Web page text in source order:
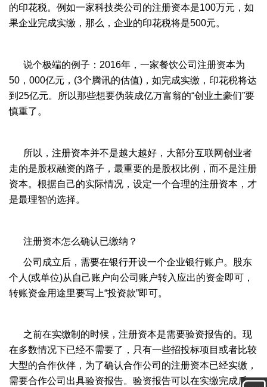
的印花税。例如一家科技类公司的注册资本是100万元，如
果企业完成实缴，那么，企业的印花税将是500元。
说个极端的例子：2016年，一家餐饮公司注册资本为
50，000亿元，(3个腾讯的估值)，如完成实缴，印花税将达
到25亿元。所以那些想要伪装成亿万富翁的“创业土豪们”要
慎重了。
所以，注册资本并不是越大越好，大部分互联网创业者
走的是股权融资的路子，最重要的是股权比例，而不是注册
资本。根据自己的实际情况，设定一个合理的注册资本，才
是最理智的选择。
注册资本怎么确认已缴纳？
公司成立后，需要在银行开设一个企业银行账户。股东
个人(或单位)从自己账户向公司账户转入应出的资金即可，
转账资金用途里要写上“投资款”即可。
之前在实缴制的时候，注册资本是需要验资报告的。现
在多数情况下已经不需要了，只有一些招投标项目或者比较
大型的合作伙伴，为了确认合作公司的注册资本已经实缴，
需要合作公司出具验资报告。验资报告可以在实缴完成后，